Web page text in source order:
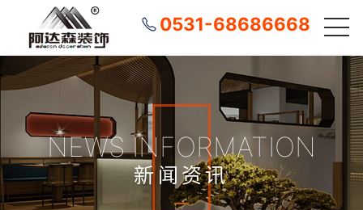
0531-68686668
NEWS INFORMATION
新闻资讯